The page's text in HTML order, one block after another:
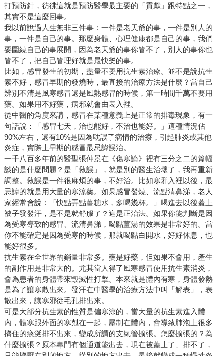
打預防針，彷彿這就是預防醫學最主要的「貢獻」跟特點之一，
其實不是這麼回事。
我以前說過人生無非三件事：一件是老天爺的事，一件是別人的
事，一件是自己的事。那麼身體、心理健康都是自己的事，我們
要圍繞自己的事展開，因為老天爺的事你管不了，別人的事你也
管不了，把自己管理好就是最快樂的事。
比如，感冒發生的初期，盡量不要用抗生素治療。並不是說抗生
素不好，感冒早期的發燒時，最直接的治療方法是什麼？當自己
辨別不清是風寒感冒還是風熱感冒的時候，第一時間千萬不要用
藥。如果用不好藥，病邪就會由表入裡。
從中醫的角度來講，感冒在某種意義上是正常的排毒現象，有一
句話說：「感冒七天，治也能好，不治也能好。」這種情況佔
90%左右，還有10%是因為耽誤了病情的治療，引起肺炎或其他
炎症，實際上早期的感冒最忌諱誤治。
一千八百多年前的醫聖張仲景在《傷寒論》裡有三分之二的篇幅
談的是什麼問題？是「救誤」，就是別的醫生治壞了，我再重新
調整。救誤是一件很麻煩的事，不好治。比如寒邪入裡以後，最
忌諱的就是用大量的寒涼藥。如果感冒發燒、流點清鼻涕，老人
家經常會說：「快點弄點薑糖水，多喝幾杯。」喝進去以後蓋上
被子發發汗，是不是就舒服了？這是正治法。如果你能判斷是因
為受寒導致的感冒、流清鼻涕，喝點薑湯的效果是非常好的。當
你不能確定是因為受寒的時候，那就喝點白開水，好好休息，也
能好很多。
抗生素在全世界的銷量非常多。藥是好藥，但如果不會用，產生
的副作用是非常大的。尤其當人得了風寒感冒使用抗生素消炎，
會為患者的身體帶來毀滅性打擊。本來就是體內有寒，身體發熱
是為了讓寒散出來。發汗在中醫學的治療方法中叫「解表」，表
散出來，讓寒邪從毛孔排出來。
可是大部分抗生素的性質是偏寒涼的，當大量的抗生素進入體
內，體寒跟外面的寒剋在一起，壓制在體內，會導致肺泡上很多
擠住的痰涎排不出來，變成所謂的支氣管擴張。怎麼擴張的？為
什麼擴張？原本專門有個通道能出去，現在被蓋上了、排不了，